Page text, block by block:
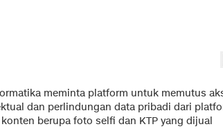
meminta platform untuk memutus
dan perlindungan data pribadi dari
berupa foto selfi dan KTP yang dijual